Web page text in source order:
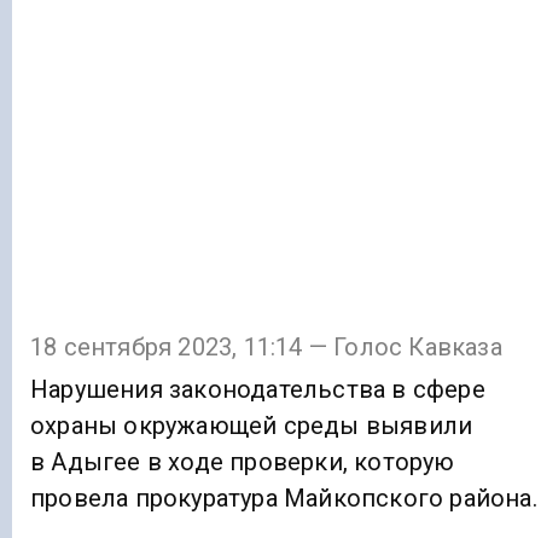
18 сентября 2023, 11:14 — Голос Кавказа
Нарушения законодательства в сфере
охраны окружающей среды выявили
в Адыгее в ходе проверки, которую
провела прокуратура Майкопского района.